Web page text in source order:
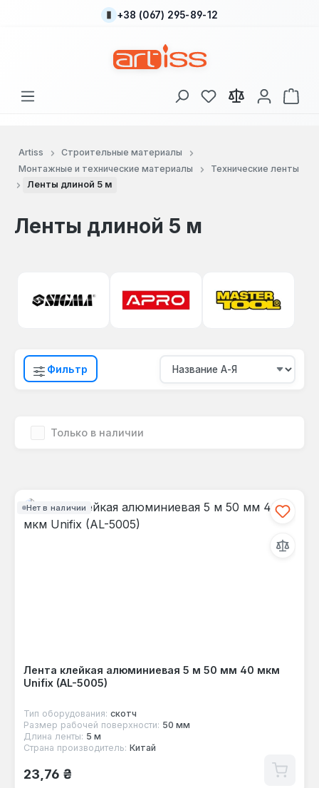
Перейти к основному содержанию
+38 (067) 295-89-12
У вас есть товары
В
Artiss
Строительные материалы
Монтажные и технические материалы
Технические ленты
Ленты длиной 5 м
Ленты длиной 5 м
Фильтр
Только в наличии
Нет в наличии
Лента клейкая алюминиевая 5 м 50 мм 40 мкм
Unifix (AL-5005)
Тип оборудования: скотч
Размер рабочей поверхности: 50 мм
Длина ленты: 5 м
Страна производитель: Китай
Обычная цена:
23,76 ₴